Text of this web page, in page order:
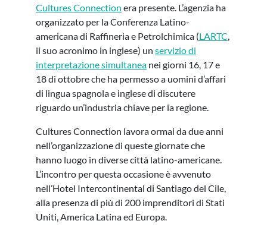
Cultures Connection era presente. L’agenzia ha
organizzato per la Conferenza Latino-
americana di Raffineria e Petrolchimica (LARTC,
il suo acronimo in inglese) un servizio di
interpretazione simultanea nei giorni 16, 17 e
18 di ottobre che ha permesso a uomini d’affari
di lingua spagnola e inglese di discutere
riguardo un’industria chiave per la regione.
Cultures Connection lavora ormai da due anni
nell’organizzazione di queste giornate che
hanno luogo in diverse città latino-americane.
L’incontro per questa occasione è avvenuto
nell’Hotel Intercontinental di Santiago del Cile,
alla presenza di più di 200 imprenditori di Stati
Uniti, America Latina ed Europa.